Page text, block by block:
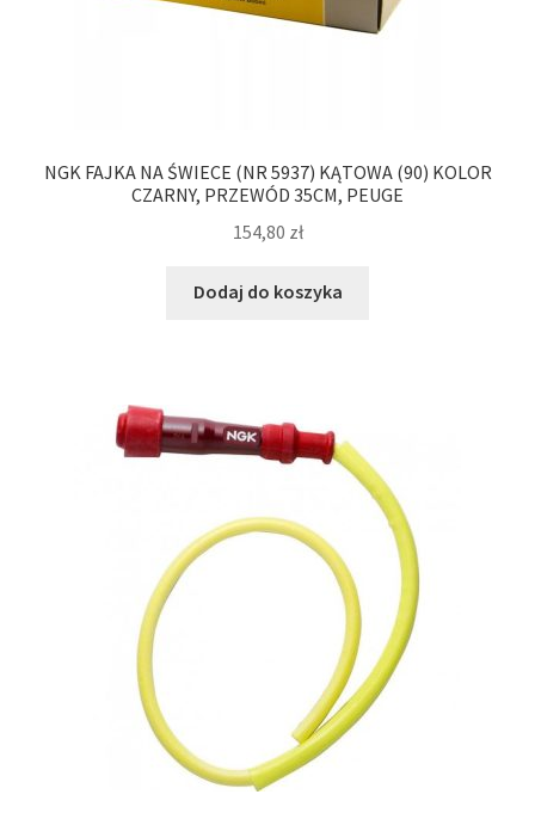
NGK FAJKA NA ŚWIECE (NR 5937) KĄTOWA (90) KOLOR
CZARNY, PRZEWÓD 35CM, PEUGE
154,80 zł
Dodaj do koszyka